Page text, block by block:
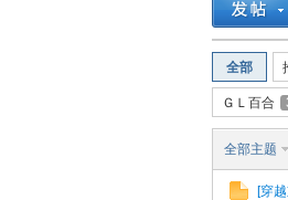
» ›
全部
ＧＬ百合
全部主题
[穿